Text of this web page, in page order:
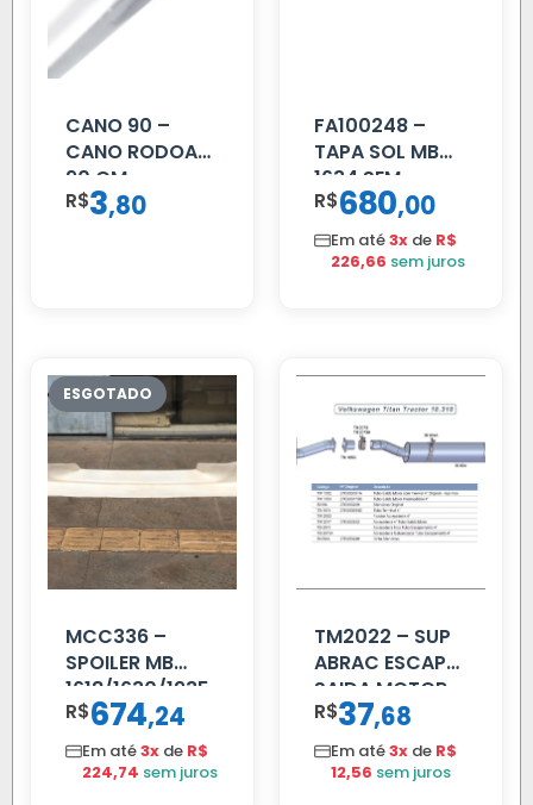
CANO 90 –
CANO RODOAR
90 CM
R$3,80
FA100248 –
TAPA SOL MB
1634 SEM
SUPORTE FIBRA
R$680,00
Em até3x de R$
226,66 sem juros
MCC336 –
SPOILER MB
1618/1630/1935
04 FAR
C/BIGOD
R$674,24
Em até3x de R$
224,74 sem juros
TM2022 – SUP
ABRAC ESCAP
SAIDA MOTOR
VW TITAN
R$37,68
Em até3x de R$
12,56 sem juros